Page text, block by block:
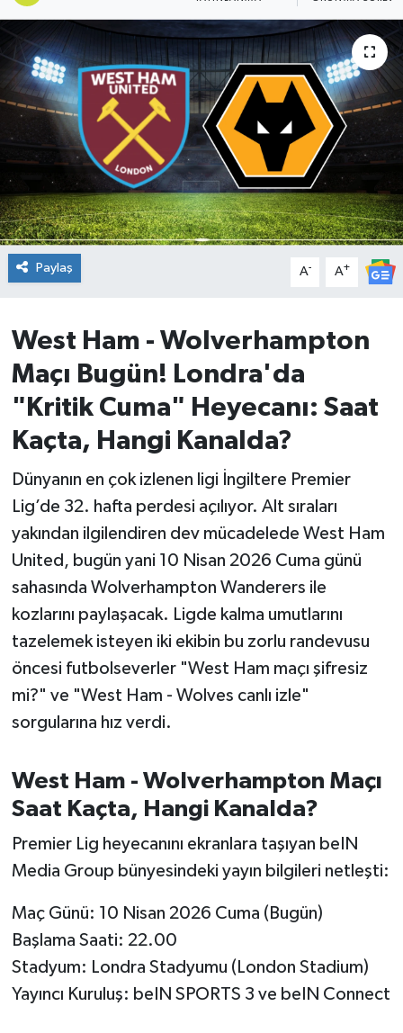
Paylaş A- A+
West Ham - Wolverhampton
Maçı Bugün! Londra'da
"Kritik Cuma" Heyecanı: Saat
Kaçta, Hangi Kanalda?
Dünyanın en çok izlenen ligi İngiltere Premier
Lig’de 32. hafta perdesi açılıyor. Alt sıraları
yakından ilgilendiren dev mücadelede West Ham
United, bugün yani 10 Nisan 2026 Cuma günü
sahasında Wolverhampton Wanderers ile
kozlarını paylaşacak. Ligde kalma umutlarını
tazelemek isteyen iki ekibin bu zorlu randevusu
öncesi futbolseverler "West Ham maçı şifresiz
mi?" ve "West Ham - Wolves canlı izle"
sorgularına hız verdi.
West Ham - Wolverhampton Maçı
Saat Kaçta, Hangi Kanalda?
Premier Lig heyecanını ekranlara taşıyan beIN
Media Group bünyesindeki yayın bilgileri netleşti:
Maç Günü: 10 Nisan 2026 Cuma (Bugün)
Başlama Saati: 22.00
Stadyum: Londra Stadyumu (London Stadium)
Yayıncı Kuruluş: beIN SPORTS 3 ve beIN Connect
Edremit
EĞİTİM
EKONOMİ
Erdek
Gömeç
Gönen
İvrindi
KENT GÜNDEMİ
KÜLTÜR-SANAT
MAGAZİN
Manyas
OLAY
Resmi İlanlar
Savaştepe
SEYAHAT
SİYASET